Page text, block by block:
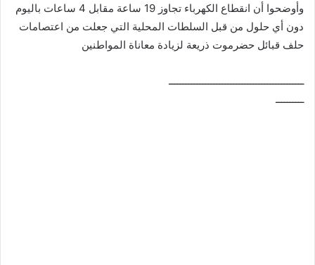
وأوضحوا أن انقطاع الكهرباء تجاوز 19 ساعة مقابل 4 ساعات باليوم
دون أي حلول من قبل السلطات المحلية التي جعلت من اعتصامات
حلف قبائل حضرموت ذريعة لزيادة معاناة المواطنين
ــــــــــــــــــــــــــــــــــــــــــــــــ
ــــــــــ